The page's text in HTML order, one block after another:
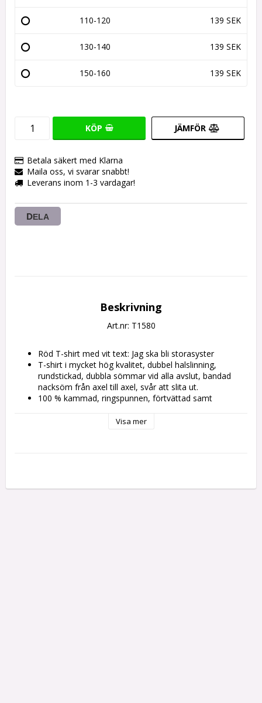
110-120 139 SEK
130-140 139 SEK
150-160 139 SEK
KÖP JÄMFÖR
Betala säkert med Klarna
Maila oss, vi svarar snabbt!
Leverans inom 1-3 vardagar!
DELA
Beskrivning
Art.nr: T1580
Röd T-shirt med vit text: Jag ska bli storasyster
T-shirt i mycket hög kvalitet, dubbel halslinning,
rundstickad, dubbla sömmar vid alla avslut, bandad
nacksöm från axel till axel, svår att slita ut.
100 % kammad, ringspunnen, förtvättad samt
Visa mer